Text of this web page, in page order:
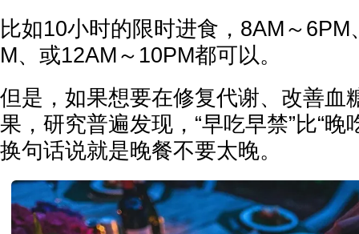
比如10小时的限时进食，8AM～
M、或12AM～10PM都可以。
但是，如果想要在修复代谢、改善血
果，研究普遍发现，“早吃早禁”比“晚
换句话说就是晚餐不要太晚。